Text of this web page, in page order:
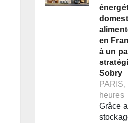
en
à un
Sobry
PARIS,
heures
Grâce